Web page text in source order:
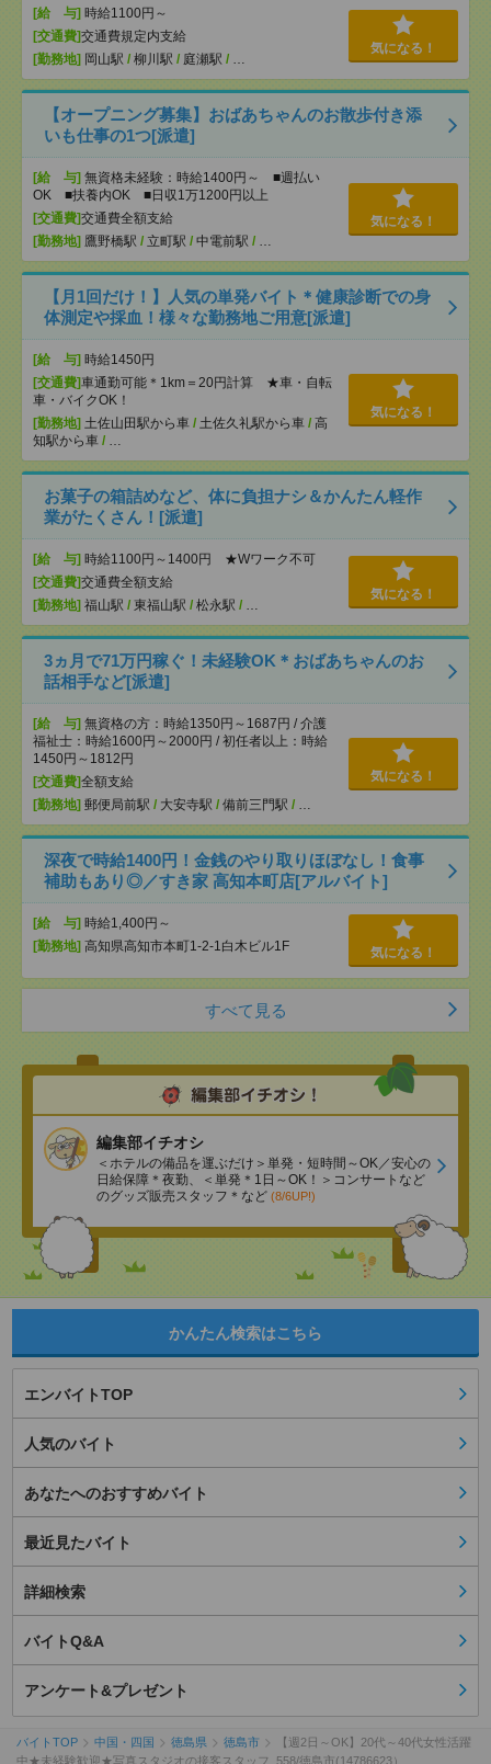
[給 与] 時給1100円～
[交通費]交通費規定内支給
[勤務地] 岡山駅 / 柳川駅 / 庭瀬駅 / …
気になる！
【オープニング募集】おばあちゃんのお散歩付き添
いも仕事の1つ[派遣]
[給 与] 無資格未経験：時給1400円～ ■週払い
OK ■扶養内OK ■日収1万1200円以上
[交通費]交通費全額支給
[勤務地] 鷹野橋駅 / 立町駅 / 中電前駅 / …
気になる！
【月1回だけ！】人気の単発バイト＊健康診断での身
体測定や採血！様々な勤務地ご用意[派遣]
[給 与] 時給1450円
[交通費]車通勤可能＊1km＝20円計算 ★車・自転
車・バイクOK！
[勤務地] 土佐山田駅から車 / 土佐久礼駅から車 / 高
知駅から車 / …
気になる！
お菓子の箱詰めなど、体に負担ナシ＆かんたん軽作
業がたくさん！[派遣]
[給 与] 時給1100円～1400円 ★Wワーク不可
[交通費]交通費全額支給
[勤務地] 福山駅 / 東福山駅 / 松永駅 / …
気になる！
3ヵ月で71万円稼ぐ！未経験OK＊おばあちゃんのお
話相手など[派遣]
[給 与] 無資格の方：時給1350円～1687円 / 介護
福祉士：時給1600円～2000円 / 初任者以上：時給
1450円～1812円
[交通費]全額支給
[勤務地] 郵便局前駅 / 大安寺駅 / 備前三門駅 / …
気になる！
深夜で時給1400円！金銭のやり取りほぼなし！食事
補助もあり◎／すき家 高知本町店[アルバイト]
[給 与] 時給1,400円～
[勤務地] 高知県高知市本町1-2-1白木ビル1F 気になる！
すべて見る
編集部イチオシ
＜ホテルの備品を運ぶだけ＞単発・短時間～OK／安心の
日給保障＊夜勤、＜単発＊1日～OK！＞コンサートなど
のグッズ販売スタッフ＊など (8/6UP!)
かんたん検索はこちら
エンバイトTOP
人気のバイト
あなたへのおすすめバイト
最近見たバイト
詳細検索
バイトQ&A
アンケート&プレゼント
バイトTOP 中国・四国 徳島県 徳島市
【週2日～OK】20代～40代女性活躍
中★未経験歓迎★写真スタジオの接客スタッフ_558/徳島市(14786623）